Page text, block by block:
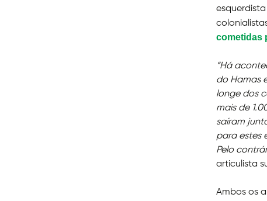
cometidas
“Há
do Hamas
longe dos
mais de
saíram
para estes
Pelo
articulista
Ambos os